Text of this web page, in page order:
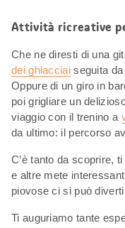
Attività ricreative
Che ne diresti di una
dei ghiacciaiseguita da
Oppure di un giro in
poi grigliare un
viaggio con il trenino a
da ultimo: il percorso
C’è tanto da scoprire,
e altre mete
piovose ci si può
Ti auguriamo tante